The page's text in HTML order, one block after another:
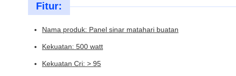
Fitur:
Nama produk: Panel sinar matahari buatan
Kekuatan: 500 watt
Kekuatan Cri: > 95